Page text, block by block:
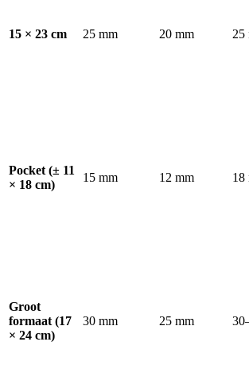
15 × 23 cm 25 mm 20 mm 25
Pocket (± 11
× 18 cm)
15 mm 12 mm 18
Groot
formaat (17
× 24 cm)
30 mm 25 mm